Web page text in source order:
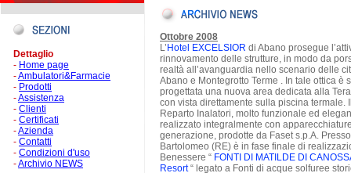
Dettaglio
- Home page
-Ambulatori&Farmacie
- Prodotti
-Assistenza
- Clienti
- Certificati
-Azienda
- Contatti
- Condizioni d'uso
-Archivio NEWS